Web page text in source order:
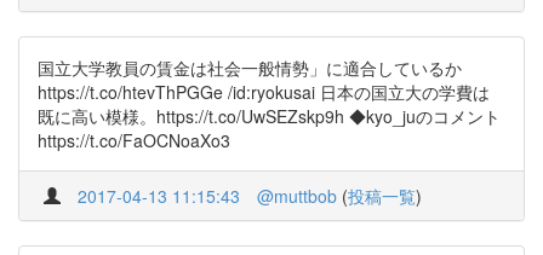
国立大学教員の賃金は社会一般情勢」に適合しているか
https://t.co/htevThPGGe /id:ryokusai 日本の国立大の学費は
既に高い模様。https://t.co/UwSEZskp9h ◆kyo_juのコメント
https://t.co/FaOCNoaXo3
2017-04-13 11:15:43 @muttbob (投稿一覧)